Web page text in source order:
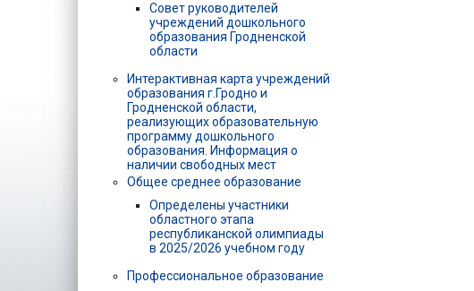
Совет руководителей
учреждений дошкольного
образования Гродненской
области
Интерактивная карта учреждений
образования г.Гродно и
Гродненской области,
реализующих образовательную
программу дошкольного
образования. Информация о
наличии свободных мест
Общее среднее образование
Определены участники
областного этапа
республиканской олимпиады
в 2025/2026 учебном году
Профессиональное образование